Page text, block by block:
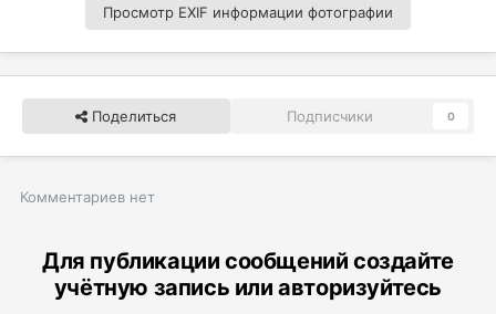
Просмотр EXIF информации фотографии
Поделиться Подписчики 0
Комментариев нет
Для публикации сообщений создайте
учётную запись или авторизуйтесь